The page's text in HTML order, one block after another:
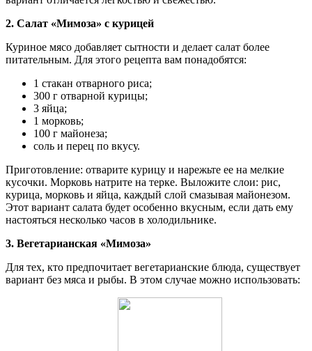
2. Салат «Мимоза» с курицей
Куриное мясо добавляет сытности и делает салат более
питательным. Для этого рецепта вам понадобятся:
1 стакан отварного риса;
300 г отварной курицы;
3 яйца;
1 морковь;
100 г майонеза;
соль и перец по вкусу.
Приготовление: отварите курицу и нарежьте ее на мелкие
кусочки. Морковь натрите на терке. Выложите слои: рис,
курица, морковь и яйца, каждый слой смазывая майонезом.
Этот вариант салата будет особенно вкусным, если дать ему
настояться несколько часов в холодильнике.
3. Вегетарианская «Мимоза»
Для тех, кто предпочитает вегетарианские блюда, существует
вариант без мяса и рыбы. В этом случае можно использовать: